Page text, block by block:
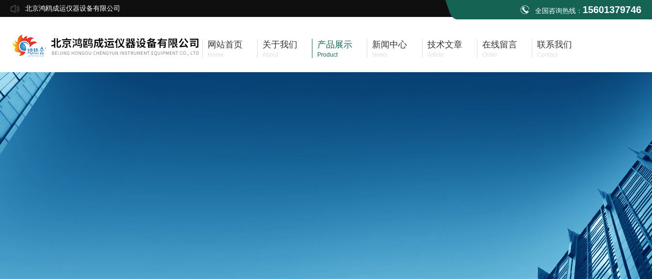
北京鸿鸥成运仪器设备有限公司 全国咨询热线： 15601379746
网站首页
Home
关于我们
About
产品展示
Product
新闻中心
News
技术文章
Article
在线留言
Order
联系我们
Contact